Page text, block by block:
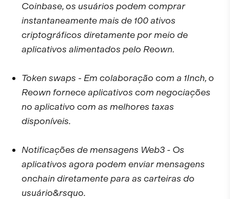
Coinbase, os usuários podem comprar
instantaneamente mais de 100 ativos
criptográficos diretamente por meio de
aplicativos alimentados pelo Reown.
Token swaps - Em colaboração com a 1Inch, o
Reown fornece aplicativos com negociações
no aplicativo com as melhores taxas
disponíveis.
Notificações de mensagens Web3 - Os
aplicativos agora podem enviar mensagens
onchain diretamente para as carteiras do
usuário&rsquo.